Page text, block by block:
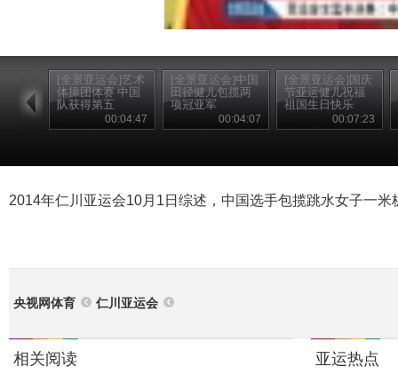
[全景亚运会]艺术
体操团体赛 中国
队获得第五
00:04:47
[全景亚运会]中国
田径健儿包揽两
项冠亚军
00:04:07
[全景亚运会]国庆
节亚运健儿祝福
祖国生日快乐
00:07:23
2014年仁川亚运会10月1日综述，中国选手包揽跳水女子一米
央视网体育 仁川亚运会
相关阅读 亚运热点